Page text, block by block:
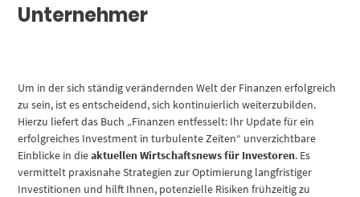
Unternehmer
Um in der sich ständig verändernden Welt der Finanzen erfolgreich
zu sein, ist es entscheidend, sich kontinuierlich weiterzubilden.
Hierzu liefert das Buch „Finanzen entfesselt: Ihr Update für ein
erfolgreiches Investment in turbulente Zeiten“ unverzichtbare
Einblicke in dieaktuellen Wirtschaftsnews für Investoren. Es
vermittelt praxisnahe Strategien zur Optimierung langfristiger
Investitionen und hilft Ihnen, potenzielle Risiken frühzeitig zu